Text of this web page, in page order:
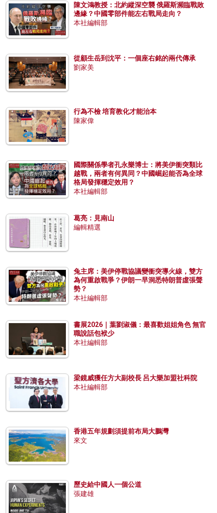
陳文鴻教授：北約縱深空襲 俄羅斯瀕臨戰敗
邊緣？中國零部件能左右戰局走向？
本社編輯部
從顧生岳到沈平：一個座右銘的兩代傳承
劉家美
行為不檢 培育教化才能治本
陳家偉
國際關係學者孔永樂博士：將美伊衝突類比
越戰，兩者有何異同？中國崛起能否為全球
格局發揮穩定效用？
本社編輯部
葛亮：見南山
編輯精選
兔主席：美伊停戰協議變衝突導火線，雙方
為何重啟戰爭？伊朗一早洞悉特朗普虛張聲
勢？
本社編輯部
書展2026｜葉劉淑儀：最喜歡姐姐角色 無官
職說話包袱少
本社編輯部
梁鏡威獲任方大副校長 呂大樂加盟社科院
本社編輯部
香港五年規劃須提前布局大鵬灣
來文
歷史給中國人一個公道
張建雄